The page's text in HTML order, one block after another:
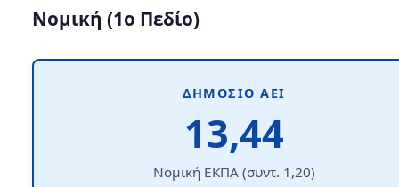
Νομική (1ο Πεδίο)
ΔΗΜΌΣΙΟ ΑΕΙ
13,44
Νομική ΕΚΠΑ (συντ. 1,20)